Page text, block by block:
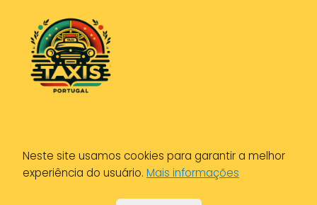
Política de Privacidade
Política de Cookies
Neste site usamos cookies para garantir a melhor
experiência do usuário. Mais informações